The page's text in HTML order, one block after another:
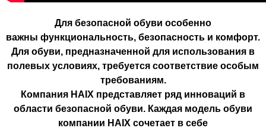
Для безопасной обуви особенно
важны функциональность, безопасность и комфорт.
Для обуви, предназначенной для использования в
полевых условиях, требуется соответствие особым
требованиям.
Компания HAIX представляет ряд инноваций в
области безопасной обуви. Каждая модель обуви
компании HAIX сочетает в себе